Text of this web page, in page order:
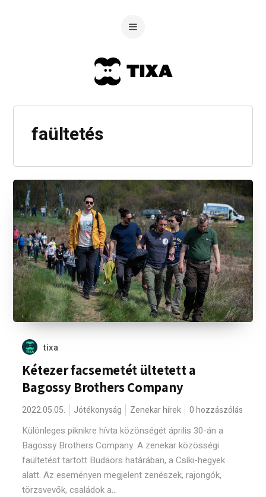
faültetés
tixa
Kétezer facsemetét ültetett a
Bagossy Brothers Company
2022.05.05. Jótékonyság Zenekar hírek 0 hozzászólás
Különleges piknikre hívta közönségét április 30-án a
Bagossy Brothers Company. A zenekar közösségi
faültetést tartott Budaörs határában, a Csíki-hegyek
alatt. Az eseményen megjelent zenészek, rajongók,
törzsvevők, családok a...